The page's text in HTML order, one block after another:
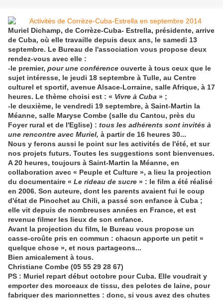
Muriel Dichamp, de Corrèze-Cuba- Estrella, présidente, arrive
de Cuba, où elle travaille depuis deux ans, le samedi 13
septembre. Le Bureau de l'association vous propose deux
rendez-vous avec elle :
-le premier, pour une conférence ouverte à tous ceux que le
sujet intéresse, le jeudi 18 septembre à Tulle, au Centre
culturel et sportif, avenue Alsace-Lorraine, salle Afrique, à 17
heures. Le thème choisi est : « Vivre à Cuba » ;
-le deuxième, le vendredi 19 septembre, à Saint-Martin la
Méanne, salle Maryse Combe (salle du Cantou, près du
Foyer rural et de l'Eglise) : tous les adhérents sont invités à
une rencontre avec Muriel, à partir de 16 heures 30...
Nous y ferons aussi le point sur les activités de l'été, et sur
nos projets futurs. Toutes les suggestions sont bienvenues.
A 20 heures, toujours à Saint-Martin la Méanne, en
collaboration avec « Peuple et Culture », a lieu la projection
du documentaire « Le rideau de sucre » : le film a été réalisé
en 2006. Son auteure, dont les parents avaient fui le coup
d'état de Pinochet au Chili, a passé son enfance à Cuba ;
elle vit depuis de nombreuses années en France, et est
revenue filmer les lieux de son enfance.
Avant la projection du film, le Bureau vous propose un
casse-croûte pris en commun : chacun apporte un petit «
quelque chose », et nous partageons...
Bien amicalement à tous.
Christiane Combe (05 55 29 28 67)
PS : Muriel repart début octobre pour Cuba. Elle voudrait y
emporter des morceaux de tissu, des pelotes de laine, pour
fabriquer des marionnettes : donc, si vous avez des chutes